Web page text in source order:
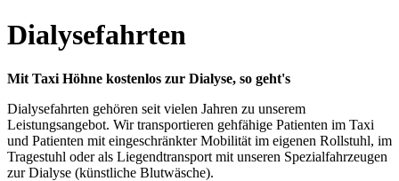
Dialysefahrten
Mit Taxi Höhne kostenlos zur Dialyse, so geht's
Dialysefahrten gehören seit vielen Jahren zu unserem
Leistungsangebot. Wir transportieren gehfähige Patienten im Taxi
und Patienten mit eingeschränkter Mobilität im eigenen Rollstuhl, im
Tragestuhl oder als Liegendtransport mit unseren Spezialfahrzeugen
zur Dialyse (künstliche Blutwäsche).